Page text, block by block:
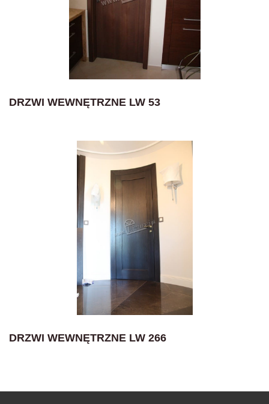
DRZWI WEWNĘTRZNE LW 53
DRZWI WEWNĘTRZNE LW 266